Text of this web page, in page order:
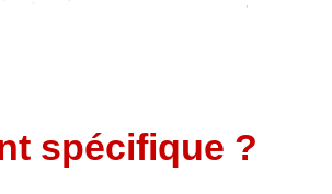
spécifique ?